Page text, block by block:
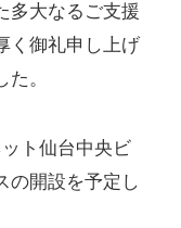
多大なるご支援
く御礼申し上げ
。
ト仙台中央ビ
の開設を予定し